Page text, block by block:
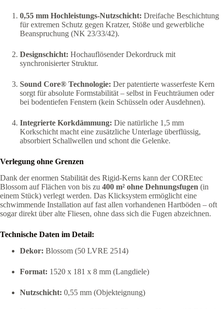
0,55 mm Hochleistungs-Nutzschicht: Dreifache Beschichtung
für extremen Schutz gegen Kratzer, Stöße und gewerbliche
Beanspruchung (NK 23/33/42).
Designschicht: Hochauflösender Dekordruck mit
synchronisierter Struktur.
Sound Core® Technologie: Der patentierte wasserfeste Kern
sorgt für absolute Formstabilität – selbst in Feuchträumen oder
bei bodentiefen Fenstern (kein Schüsseln oder Ausdehnen).
Integrierte Korkdämmung: Die natürliche 1,5 mm
Korkschicht macht eine zusätzliche Unterlage überflüssig,
absorbiert Schallwellen und schont die Gelenke.
Verlegung ohne Grenzen
Dank der enormen Stabilität des Rigid-Kerns kann der COREtec
Blossom auf Flächen von bis zu 400 m² ohne Dehnungsfugen (in
einem Stück) verlegt werden. Das Klicksystem ermöglicht eine
schwimmende Installation auf fast allen vorhandenen Hartböden – oft
sogar direkt über alte Fliesen, ohne dass sich die Fugen abzeichnen.
Technische Daten im Detail:
Dekor: Blossom (50 LVRE 2514)
Format: 1520 x 181 x 8 mm (Langdiele)
Nutzschicht: 0,55 mm (Objekteignung)